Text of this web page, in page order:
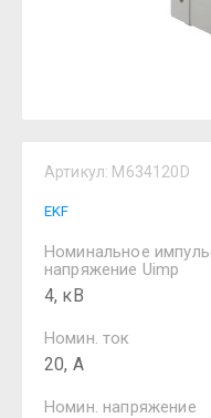
Артикул: M634120D
EKF
Номинальное
напряжение Uimp
4, кВ
Номин. ток
20, А
Номин. напряжение